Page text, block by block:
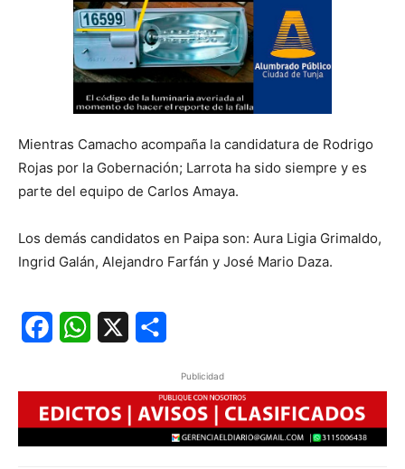
Mientras Camacho acompaña la candidatura de Rodrigo
Rojas por la Gobernación; Larrota ha sido siempre y es
parte del equipo de Carlos Amaya.
Los demás candidatos en Paipa son: Aura Ligia Grimaldo,
Ingrid Galán, Alejandro Farfán y José Mario Daza.
FacebookWhatsApp
Publicidad